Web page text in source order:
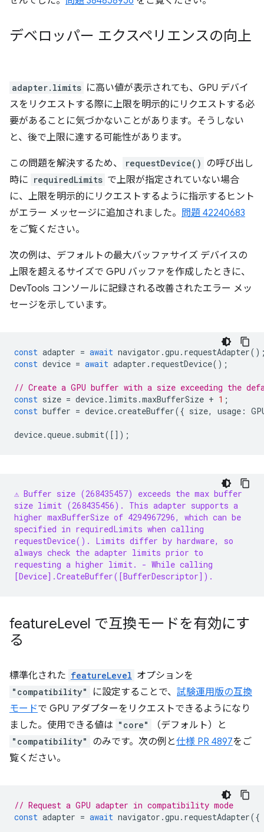
デベロッパー エクスペリエンスの向上
adapter.limits に高い値が表示されても、GPU デバイ
スをリクエストする際に上限を明示的にリクエストする必
要があることに気づかないことがあります。そうしない
と、後で上限に達する可能性があります。
この問題を解決するため、 requestDevice() の呼び出し
時に requiredLimits で上限が指定されていない場合
に、上限を明示的にリクエストするように指示するヒント
がエラー メッセージに追加されました。 問題 42240683
をご覧ください。
次の例は、デフォルトの最大バッファサイズ デバイスの
上限を超えるサイズで GPU バッファを作成したときに、
DevTools コンソールに記録される改善されたエラー メッ
セージを示しています。
const adapter = await navigator .gpu . requestAdapter
const device = await adapter . requestDevice();
// Create a GPU buffer with a size exceeding the
const size = device. limits .maxBufferSize + 1 ;
const buffer = device.createBuffer({ size, usage :
device.queue. submit([]);
⚠️ Buffer size (268435457) exceeds the max buffer
size limit (268435456). This adapter supports a
higher maxBufferSize of 4294967296, which can be
specified in requiredLimits when calling
requestDevice(). Limits differ by hardware, so
always check the adapter limits prior to
requesting a higher limit.
- While calling
[Device].CreateBuffer([BufferDescriptor]).
featureLevel で互換モードを有効にす
る
標準化された featureLevel オプションを
"compatibility" に設定することで、 試験運用版の互換
モードで GPU アダプターをリクエストできるようになり
ました。使用できる値は "core" （デフォルト）と
"compatibility" のみです。次の例と仕様 PR 4897をご
覧ください。
// Request a GPU adapter in compatibility mode
const adapter = await navigator .gpu . requestAdapter({